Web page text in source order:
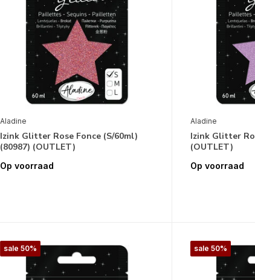
Aladine
Izink Glitter Rose Fonce (S/60ml)
(80987) (OUTLET)
Op voorraad
Aladine
Izink Glitter
(OUTLET)
Op voorraad
sale 50% sale 50%